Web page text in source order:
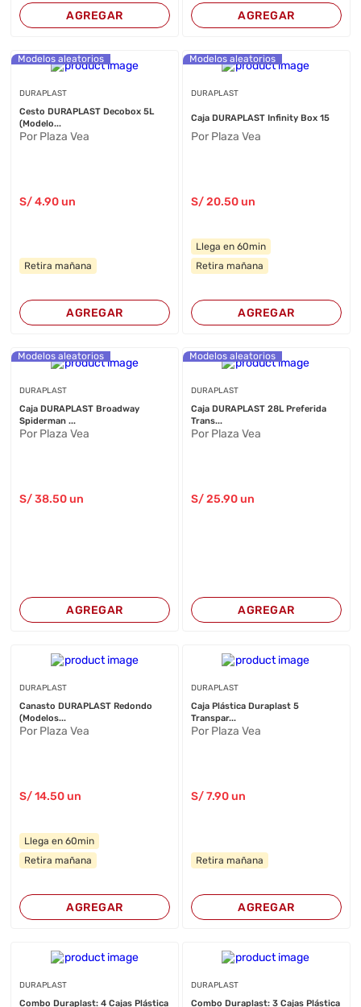
AGREGAR AGREGAR
Modelos aleatorios
DURAPLAST
Cesto DURAPLAST Decobox 5L
(Modelo...
Por Plaza Vea
S/4.90 un
Retira mañana
AGREGAR
Modelos aleatorios
DURAPLAST
Caja DURAPLAST Infinity Box 15
Por Plaza Vea
S/20.50un
Llega en 60min
Retira mañana
AGREGAR
Modelos aleatorios
DURAPLAST
Caja DURAPLAST Broadway
Spiderman ...
Por Plaza Vea
S/38.50 un
AGREGAR
Modelos aleatorios
DURAPLAST
Caja DURAPLAST 28L Preferida
Trans...
Por Plaza Vea
S/25.90un
AGREGAR
DURAPLAST
Canasto DURAPLAST Redondo
(Modelos...
Por Plaza Vea
S/14.50 un
Llega en 60min
Retira mañana
AGREGAR
DURAPLAST
Caja Plástica Duraplast 5
Transpar...
Por Plaza Vea
S/7.90un
Retira mañana
AGREGAR
DURAPLAST
Combo Duraplast: 4 Cajas Plástica
DURAPLAST
Combo Duraplast: 3 Cajas Plástica